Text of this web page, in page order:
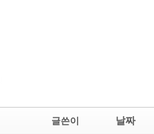
글쓴이 날짜